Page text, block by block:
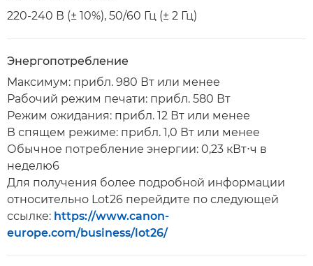
220-240 В (± 10%), 50/60 Гц (± 2 Гц)
Энергопотребление
Максимум: прибл. 980 Вт или менее
Рабочий режим печати: прибл. 580 Вт
Режим ожидания: прибл. 12 Вт или менее
В спящем режиме: прибл. 1,0 Вт или менее
Обычное потребление энергии: 0,23 кВт⋅ч в
неделю6
Для получения более подробной информации
относительно Lot26 перейдите по следующей
ссылке: https://www.canon-
europe.com/business/lot26/